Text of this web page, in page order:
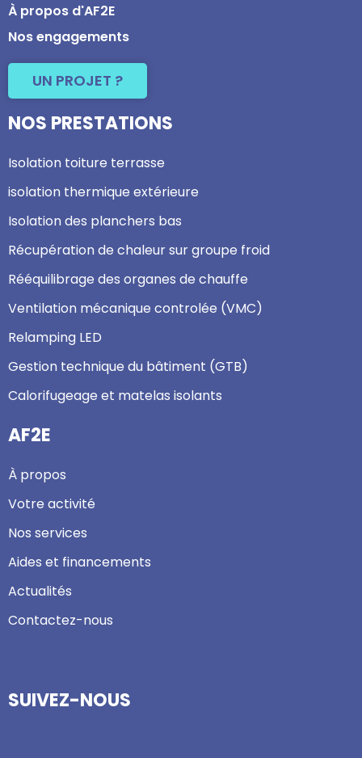
À propos d'AF2E
Nos engagements
UN PROJET ?
NOS PRESTATIONS
Isolation toiture terrasse
isolation thermique extérieure
Isolation des planchers bas
Récupération de chaleur sur groupe froid
Rééquilibrage des organes de chauffe
Ventilation mécanique controlée (VMC)
Relamping LED
Gestion technique du bâtiment (GTB)
Calorifugeage et matelas isolants
AF2E
À propos
Votre activité
Nos services
Aides et financements
Actualités
Contactez-nous
SUIVEZ-NOUS